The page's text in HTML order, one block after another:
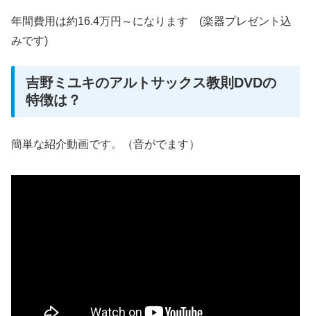
年間費用は約16.4万円～になります (楽器プレゼント込
みです)
吉野ミユキのアルトサックス教則DVDの
特徴は？
簡単な紹介動画です。（音がでます）